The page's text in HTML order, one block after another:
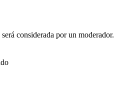
considerada por un moderador.